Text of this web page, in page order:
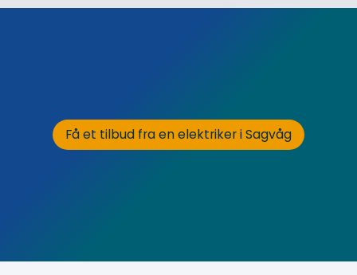
Få et tilbud fra en elektriker i Sagvåg